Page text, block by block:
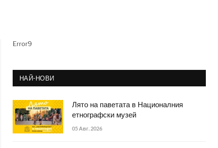
Error9
НАЙ-НОВИ
Лято на паветата в Националния
етнографски музей
05 Авг. 2026